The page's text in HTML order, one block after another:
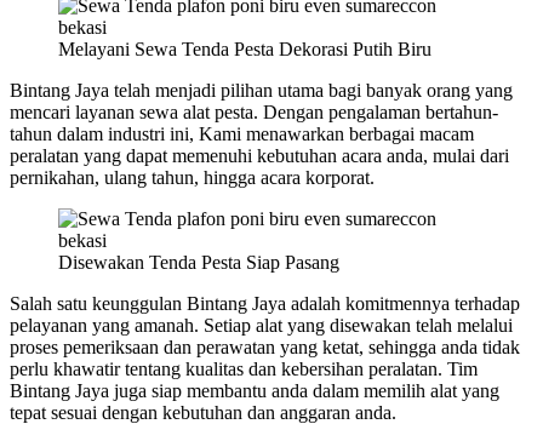
Melayani Sewa Tenda Pesta Dekorasi Putih Biru
Bintang Jaya telah menjadi pilihan utama bagi banyak orang yang
mencari layanan sewa alat pesta. Dengan pengalaman bertahun-
tahun dalam industri ini, Kami menawarkan berbagai macam
peralatan yang dapat memenuhi kebutuhan acara anda, mulai dari
pernikahan, ulang tahun, hingga acara korporat.
Disewakan Tenda Pesta Siap Pasang
Salah satu keunggulan Bintang Jaya adalah komitmennya terhadap
pelayanan yang amanah. Setiap alat yang disewakan telah melalui
proses pemeriksaan dan perawatan yang ketat, sehingga anda tidak
perlu khawatir tentang kualitas dan kebersihan peralatan. Tim
Bintang Jaya juga siap membantu anda dalam memilih alat yang
tepat sesuai dengan kebutuhan dan anggaran anda.